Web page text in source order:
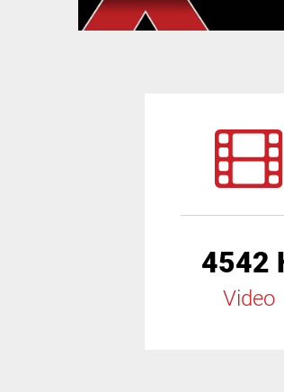
4542
Video